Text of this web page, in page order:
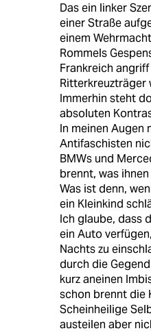
Das ein linker
einer Straße
einem
Rommels
Frankreich
Ritterkreuzträger
Immerhin steht
absoluten
In meinen Augen
Antifaschisten
BMWs und
brennt, was
Was ist denn,
ein Kleinkind
Ich glaube, dass
ein Auto
Nachts zu
durch die
kurz aneinen
schon brennt die
Scheinheilige
austeilen aber